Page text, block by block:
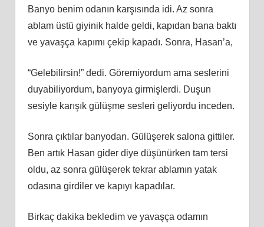
Banyo benim odanın karşısında idi. Az sonra
ablam üstü giyinik halde geldi, kapıdan bana baktı
ve yavaşça kapımı çekip kapadı. Sonra, Hasan’a,
“Gelebilirsin!” dedi. Göremiyordum ama seslerini
duyabiliyordum, banyoya girmişlerdi. Duşun
sesiyle karışık gülüşme sesleri geliyordu inceden.
Sonra çıktılar banyodan. Gülüşerek salona gittiler.
Ben artık Hasan gider diye düşünürken tam tersi
oldu, az sonra gülüşerek tekrar ablamın yatak
odasına girdiler ve kapıyı kapadılar.
Birkaç dakika bekledim ve yavaşça odamın